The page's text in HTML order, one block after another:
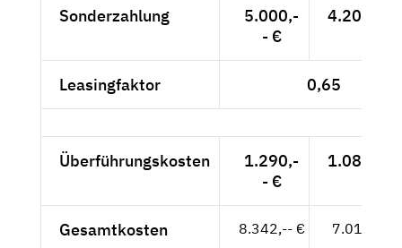
Sonderzahlung
5.000,-
- €
4.201,68
Leasingfaktor 0,65
Überführungskosten
1.290,-
- €
1.084,03
Gesamtkosten 8.342,-- € 7.010,08